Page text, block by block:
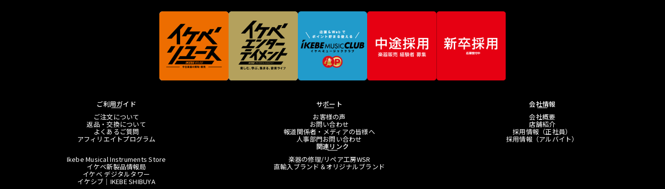
ご利用ガイド
ご注文について
返品・交換について
よくあるご質問
アフィリエイトプログラム
サポート
お客様の声
お問い合わせ
報道関係者・メディアの皆様へ
人事部門お問い合わせ
会社情報
会社概要
店舗紹介
採用情報（正社員）
採用情報（アルバイト）
関連リンク
Ikebe Musical Instruments Store
イケベ新製品情報局
イケベ デジタルタワー
イケシブ｜IKEBE SHIBUYA
楽器の修理/リペア工房WSR
直輸入ブランド＆オリジナルブランド